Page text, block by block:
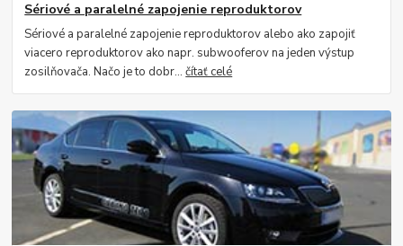
Sériové a paralelné zapojenie reproduktorov
Sériové a paralelné zapojenie reproduktorov alebo ako zapojiť
viacero reproduktorov ako napr. subwooferov na jeden výstup
zosilňovača. Načo je to dobr...čítať celé